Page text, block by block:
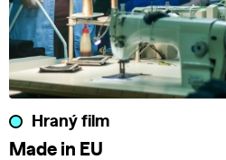
Hraný film
Made in EU